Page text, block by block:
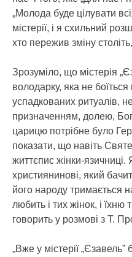
„Молода буде цілувати
містерії, і я схильний
хто пережив зміну
Зрозуміло, що містерія
володарку, яка не
успадкованих ритуалів,
призначенням, долею,
царицю потрібне було
показати, що навіть
життєпис жінки-язичниці.
християнинові, який
його народу тримається
любить і тих жінок, і
говорить у розмові з Т.
„Вже у містерії „Єзавель”